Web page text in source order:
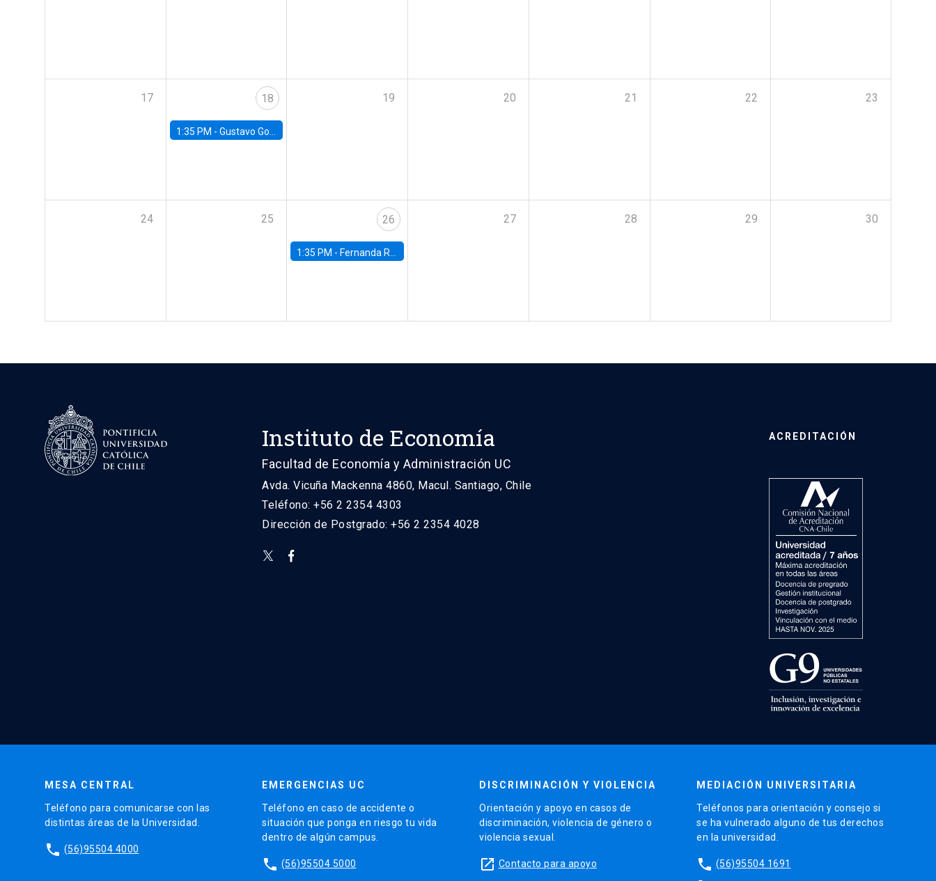
17 18
1:35 PM - Gustavo González, Banco Central de Chile
19 20 21 22 23
24 25 26
1:35 PM - Fernanda Rojas Ampuero, University of Wisconsin-Madison
27 28 29 30
Instituto de Economía
Facultad de Economía y Administración UC
Avda. Vicuña Mackenna 4860, Macul. Santiago, Chile
Teléfono: +56 2 2354 4303
Dirección de Postgrado: +56 2 2354 4028
ACREDITACIÓN
MESA CENTRAL
Teléfono para comunicarse con las
distintas áreas de la Universidad.
phone (56)95504 4000
EMERGENCIAS UC
Teléfono en caso de accidente o
situación que ponga en riesgo tu vida
dentro de algún campus.
phone (56)95504 5000
DISCRIMINACIÓN Y VIOLENCIA
Orientación y apoyo en casos de
discriminación, violencia de género o
violencia sexual.
launch Contacto para apoyo
MEDIACIÓN UNIVERSITARIA
Teléfonos para orientación y consejo si
se ha vulnerado alguno de tus derechos
en la universidad.
phone (56)95504 1691